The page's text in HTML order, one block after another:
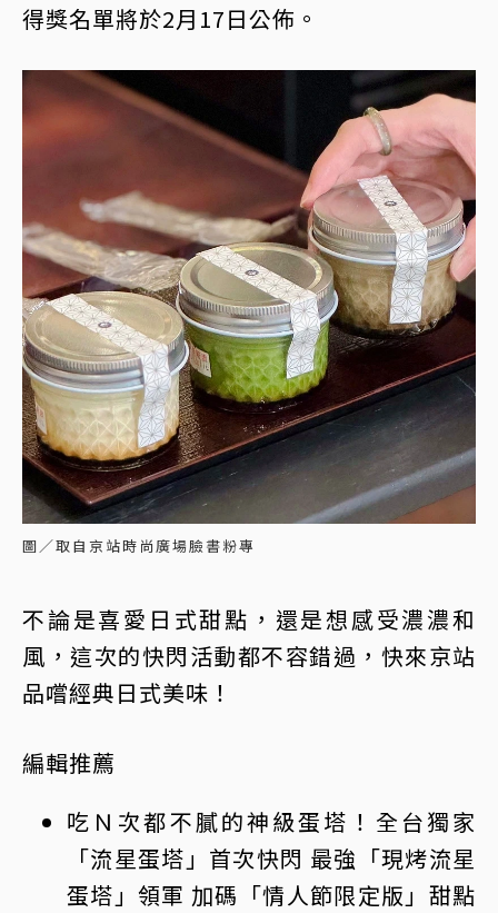
得獎名單將於2月17日公佈。
圖／取自京站時尚廣場臉書粉專
不論是喜愛日式甜點，還是想感受濃濃和
風，這次的快閃活動都不容錯過，快來京站
品嚐經典日式美味！
編輯推薦
吃Ｎ次都不膩的神級蛋塔！全台獨家
「流星蛋塔」首次快閃 最強「現烤流星
蛋塔」領軍 加碼「情人節限定版」甜點